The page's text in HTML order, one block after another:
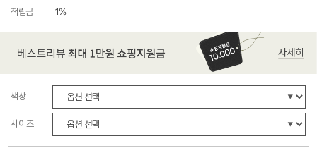
적립금 1%
색상
사이즈